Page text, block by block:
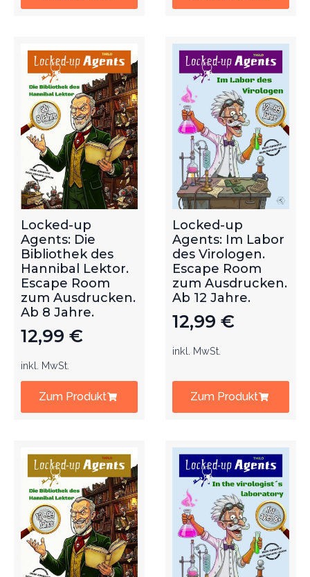
Locked-up
Agents: Die
Bibliothek des
Hannibal Lektor.
Escape Room
zum Ausdrucken.
Ab 8 Jahre.
12,99 €
inkl. MwSt.
Zum Produkt
Locked-up
Agents: Im Labor
des Virologen.
Escape Room
zum Ausdrucken.
Ab 12 Jahre.
12,99 €
inkl. MwSt.
Zum Produkt